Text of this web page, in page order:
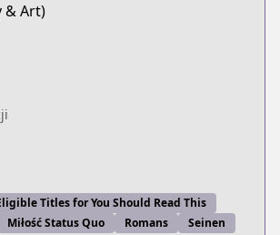
& Art)
Titles for You Should Read This
Miłość Status Quo Romans Seinen